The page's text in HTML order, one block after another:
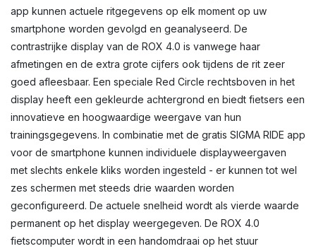
app kunnen actuele ritgegevens op elk moment op uw
smartphone worden gevolgd en geanalyseerd. De
contrastrijke display van de ROX 4.0 is vanwege haar
afmetingen en de extra grote cijfers ook tijdens de rit zeer
goed afleesbaar. Een speciale Red Circle rechtsboven in het
display heeft een gekleurde achtergrond en biedt fietsers een
innovatieve en hoogwaardige weergave van hun
trainingsgegevens. In combinatie met de gratis SIGMA RIDE app
voor de smartphone kunnen individuele displayweergaven
met slechts enkele kliks worden ingesteld - er kunnen tot wel
zes schermen met steeds drie waarden worden
geconfigureerd. De actuele snelheid wordt als vierde waarde
permanent op het display weergegeven. De ROX 4.0
fietscomputer wordt in een handomdraai op het stuur